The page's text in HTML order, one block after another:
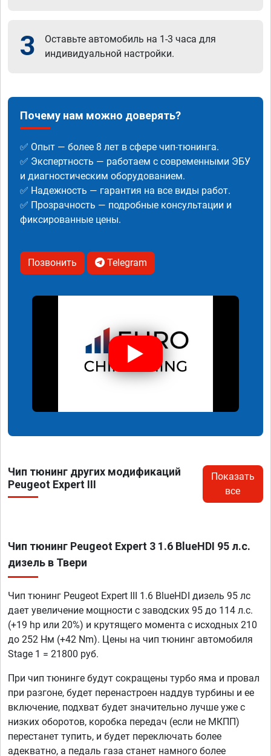
3
Оставьте автомобиль на 1-3 часа для
индивидуальной настройки.
Почему нам можно доверять?
✅ Опыт — более 8 лет в сфере чип-тюнинга.
✅ Экспертность — работаем с современными ЭБУ
и диагностическим оборудованием.
✅ Надежность — гарантия на все виды работ.
✅ Прозрачность — подробные консультации и
фиксированные цены.
Позвонить Telegram
Чип тюнинг других модификаций
Peugeot Expert III
Показать
все
Чип тюнинг Peugeot Expert 3 1.6 BlueHDI 95 л.с.
дизель в Твери
Чип тюнинг Peugeot Expert III 1.6 BlueHDI дизель 95 лс
дает увеличение мощности с заводских 95 до 114 л.с.
(+19 hp или 20%) и крутящего момента с исходных 210
до 252 Нм (+42 Nm). Цены на чип тюнинг автомобиля
Stage 1 = 21800 руб.
При чип тюнинге будут сокращены турбо яма и провал
при разгоне, будет перенастроен наддув турбины и ее
включение, подхват будет значительно лучше уже с
низких оборотов, коробка передач (если не МКПП)
перестанет тупить, и будет переключать более
адекватно, а педаль газа станет намного более